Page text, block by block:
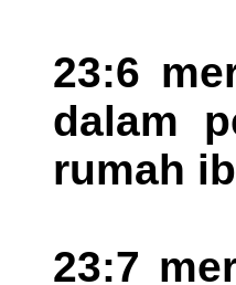
23:6
dalam
rumah
23:7